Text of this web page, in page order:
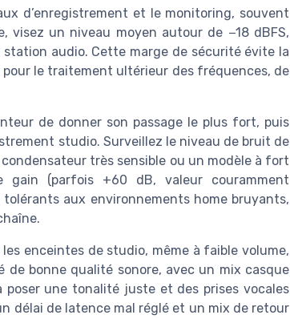
d’enregistrement et le monitoring, souvent
visez un niveau moyen autour de −18 dBFS,
audio. Cette marge de sécurité évite la
le traitement ultérieur des fréquences, de
de donner son passage le plus fort, puis
studio. Surveillez le niveau de bruit de
très sensible ou un modèle à fort
gain (parfois +60 dB, valeur couramment
aux environnements home bruyants,
enceintes de studio, même à faible volume,
de bonne qualité sonore, avec un mix casque
une tonalité juste et des prises vocales
délai de latence mal réglé et un mix de retour